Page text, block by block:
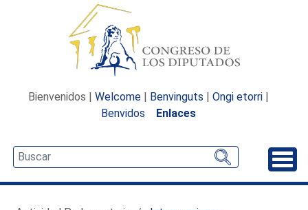
Bienvenidos | Welcome | Benvinguts | Ongi etorri |
Benvidos
Enlaces